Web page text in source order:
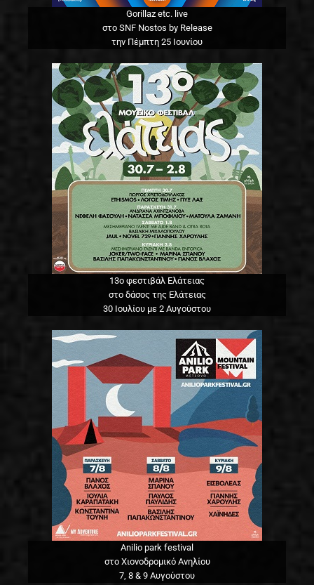
Gorillaz etc. live
στο SNF Nostos by Release
την Πέμπτη 25 Ιουνίου
13o φεστιβάλ Ελάτειας
στο δάσος της Ελάτειας
30 Ιουλίου με 2 Αυγούστου
Anilio park festival
στο Χιονοδρομικό Ανηλίου
7, 8 & 9 Αυγούστου